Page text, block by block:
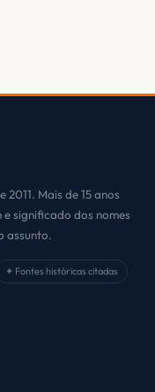
Mais de 15 anos
significado dos nomes
assunto.
✦ Fontes históricas citadas